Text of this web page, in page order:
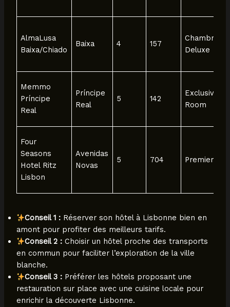
AlmaLusa
Baixa/Chiado
Baixa 4 157
Chambre
Deluxe
Memmo
Príncipe
Real
Príncipe
Real
5 142
Exclusive
Room
Four
Seasons
Hotel Ritz
Lisbon
Avenidas
Novas
5 704 Premier
Conseil 1 : Réserver son hôtel à Lisbonne bien en
amont pour profiter des meilleurs tarifs.
Conseil 2 : Choisir un hôtel proche des transports
en commun pour faciliter l’exploration de la ville
blanche.
Conseil 3 : Préférer les hôtels proposant une
restauration sur place avec une cuisine locale pour
enrichir la découverte Lisbonne.